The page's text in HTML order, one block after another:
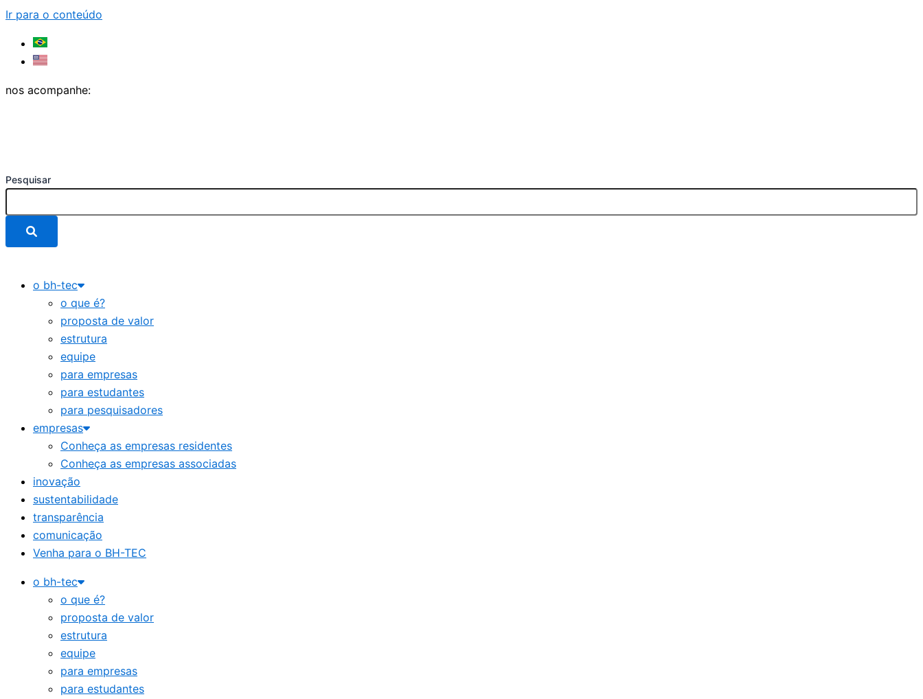
Ir para o conteúdo
nos acompanhe:
Pesquisar
o bh-tec
o que é?
proposta de valor
estrutura
equipe
para empresas
para estudantes
para pesquisadores
empresas
Conheça as empresas residentes
Conheça as empresas associadas
inovação
sustentabilidade
transparência
comunicação
Venha para o BH-TEC
o bh-tec
o que é?
proposta de valor
estrutura
equipe
para empresas
para estudantes